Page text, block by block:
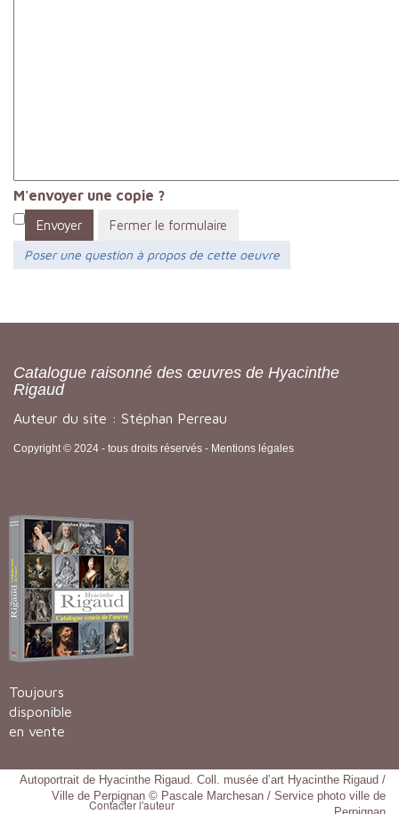
M'envoyer une copie ?
Envoyer
Fermer le formulaire
Poser une question à propos de cette oeuvre
Catalogue raisonné des œuvres de Hyacinthe
Rigaud
Auteur du site : Stéphan Perreau
Copyright © 2024 - tous droits réservés - Mentions légales
Toujours
disponible
en vente
Autoportrait de Hyacinthe Rigaud. Coll. musée d’art Hyacinthe Rigaud /
Ville de Perpignan © Pascale Marchesan / Service photo ville de
Contacter l'auteur